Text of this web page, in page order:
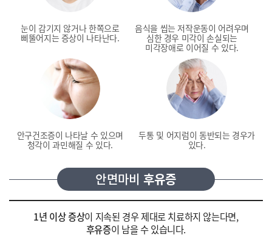
눈이 감기지 않거나 한쪽으로
삐뚤어지는 증상이 나타난다.
음식을 씹는 저작운동이 어려우며
심한 경우 미각이 손실되는
미각장애로 이어질 수 있다.
안구건조증이 나타날 수 있으며
청각이 과민해질 수 있다.
두통 및 어지럼이 동반되는 경우가
있다.
안면마비 후유증
1년 이상 증상이 지속된 경우제대로 치료하지 않는다면,
후유증이 남을 수 있습니다.